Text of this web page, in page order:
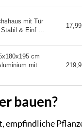
mit Tür
& Einf ...
cm
mit
bauen?
empfindliche